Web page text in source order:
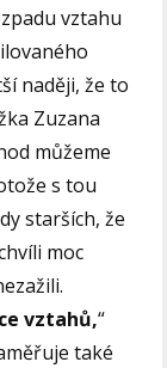
vztahu
naději, že to
Zuzana
můžeme
s tou
starších, že
moc
vztahů,“
také